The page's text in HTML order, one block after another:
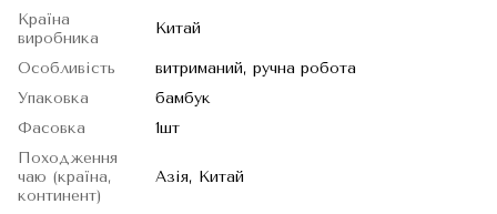
Країна
виробника
Китай
Особливість
витриманий, ручна робота
Упаковка
бамбук
Фасовка
1шт
Походження
чаю (країна,
континент)
Азія, Китай